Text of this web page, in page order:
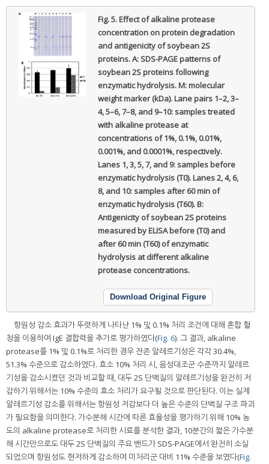
Fig. 5.Effect of alkaline protease
concentration on protein degradation
and antigenicity of soybean 2S
proteins. A: SDS-PAGE patterns of
soybean 2S proteins following
enzymatic hydrolysis. M: molecular
weight marker (kDa). Lane pairs 1–2, 3–
4, 5–6, 7–8, and 9–10: samples treated
with alkaline protease at
concentrations of 1%, 0.1%, 0.01%,
0.001%, and 0.0001%, respectively.
Lanes 1, 3, 5, 7, and 9: samples before
enzymatic hydrolysis (T0). Lanes 2, 4, 6,
8, and 10: samples after 60 min of
enzymatic hydrolysis (T60). B:
Antigenicity of soybean 2S proteins
measured by ELISA before (T0) and
after 60 min (T60) of enzymatic
hydrolysis at different alkaline
protease concentrations.
Download Original Figure
항원성 감소 효과가 뚜렷하게 나타난 1% 및 0.1% 처리 조건에 대해 혼합 혈
청을 이용하여 IgE 결합력을 추가로 평가하였다(Fig. 6). 그 결과, alkaline
protease를 1% 및 0.1%로 처리한 경우 잔존 알레르기성은 각각 30.4%,
51.3% 수준으로 감소하였다. 효소 10% 처리 시, 음성대조군 수준까지 알레르
기성을 감소시켰던 것과 비교할 때, 대두 2S 단백질의 알레르기성을 완전히 저
감하기 위해서는 10% 수준의 효소 처리가 요구될 것으로 판단된다. 이는 실제
알레르기성 감소를 위해서는 항원성 저감보다 더 높은 수준의 단백질 구조 파괴
가 필요함을 의미한다. 가수분해 시간에 따른 효율성을 평가하기 위해 10% 농
도의 alkaline protease로 처리한 시료를 분석한 결과, 10분간의 짧은 가수분
해 시간만으로도 대두 2S 단백질의 주요 밴드가 SDS-PAGE에서 완전히 소실
되었으며 항원성도 현저하게 감소하여 미처리군 대비 11% 수준을 보였다(Fig.